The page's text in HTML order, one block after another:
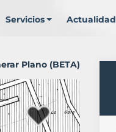
Servicios Actualidad
Plano (BETA)